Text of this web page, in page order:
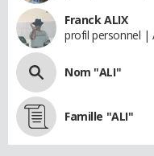
Franck ALIX
profil personnel |
Nom "ALI"
Famille "ALI"